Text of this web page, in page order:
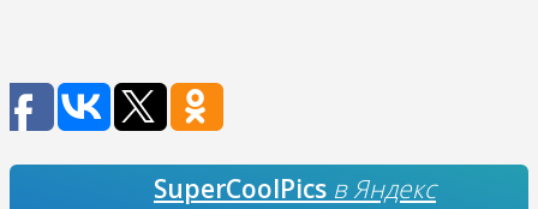
SuperCoolPics в Яндекс